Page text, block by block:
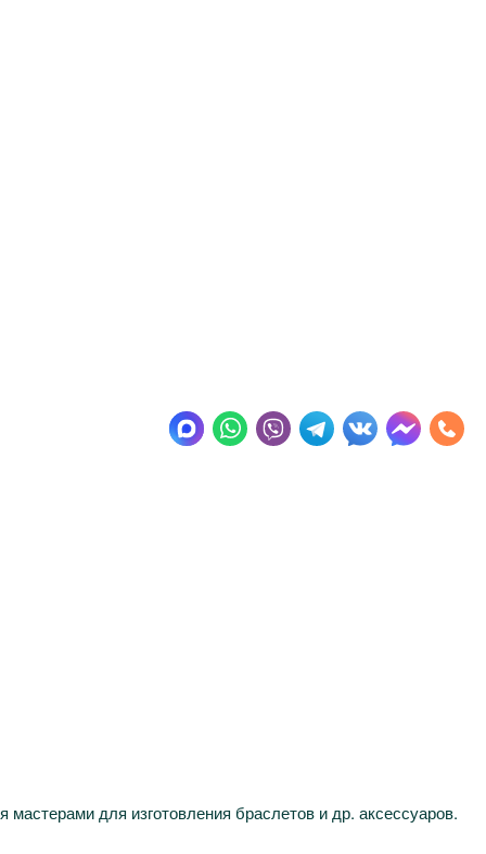
для изготовления браслетов и др. аксессуаров.